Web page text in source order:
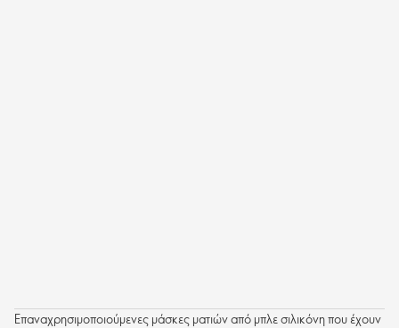
Επαναχρησιμοποιούμενες μάσκες ματιών από μπλε σιλικόνη που έχουν